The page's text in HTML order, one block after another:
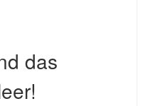
das